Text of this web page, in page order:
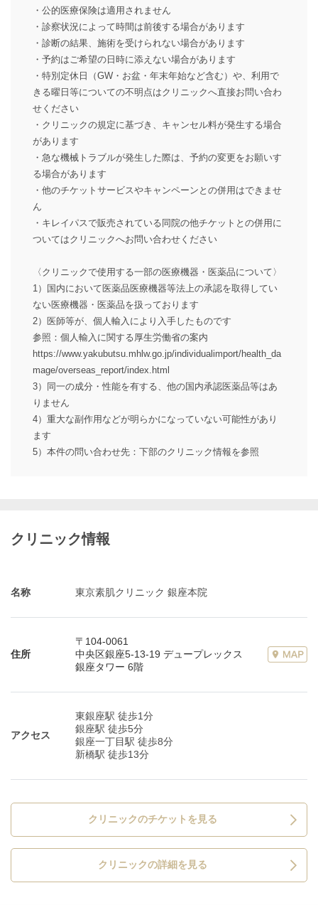
・公的医療保険は適用されません
・診察状況によって時間は前後する場合があります
・診断の結果、施術を受けられない場合があります
・予約はご希望の日時に添えない場合があります
・特別定休日（GW・お盆・年末年始など含む）や、利用で
きる曜日等についての不明点はクリニックへ直接お問い合わ
せください
・クリニックの規定に基づき、キャンセル料が発生する場合
があります
・急な機械トラブルが発生した際は、予約の変更をお願いす
る場合があります
・他のチケットサービスやキャンペーンとの併用はできませ
ん
・キレイパスで販売されている同院の他チケットとの併用に
ついてはクリニックへお問い合わせください
〈クリニックで使用する一部の医療機器・医薬品について〉
1）国内において医薬品医療機器等法上の承認を取得してい
ない医療機器・医薬品を扱っております
2）医師等が、個人輸入により入手したものです
参照：個人輸入に関する厚生労働省の案内
https://www.yakubutsu.mhlw.go.jp/individualimport/health_da
mage/overseas_report/index.html
3）同一の成分・性能を有する、他の国内承認医薬品等はあ
りません
4）重大な副作用などが明らかになっていない可能性があり
ます
5）本件の問い合わせ先：下部のクリニック情報を参照
クリニック情報
名称 東京素肌クリニック 銀座本院
住所
〒104-0061
中央区銀座5-13-19 デュープレックス
銀座タワー 6階
アクセス
東銀座駅 徒歩1分
銀座駅 徒歩5分
銀座一丁目駅 徒歩8分
新橋駅 徒歩13分
クリニックのチケットを見る
クリニックの詳細を見る